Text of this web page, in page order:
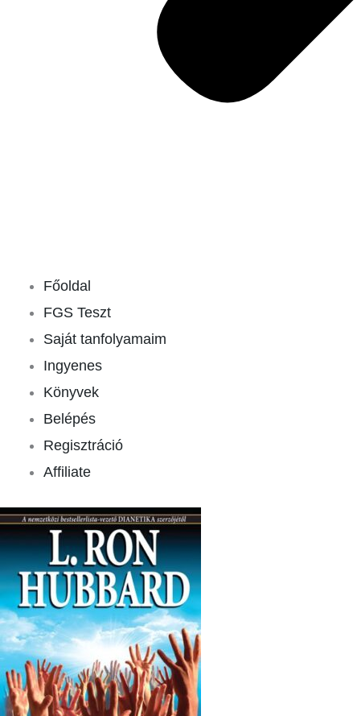
Főoldal
FGS Teszt
Saját tanfolyamaim
Ingyenes
Könyvek
Belépés
Regisztráció
Affiliate